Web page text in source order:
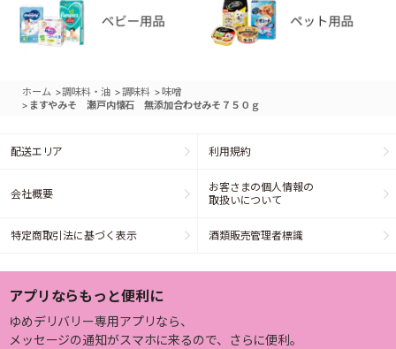
ホーム >調味料・油 >調味料 > 味噌
> ますやみそ 瀬戸内懐石 無添加合わせみそ７５０ｇ
配送エリア 利用規約
会社概要
お客さまの個人情報の
取扱いについて
特定商取引法に基づく表示 酒類販売管理者標識
アプリならもっと便利に
ゆめデリバリー専用アプリなら、
メッセージの通知がスマホに来るので、さらに便利。